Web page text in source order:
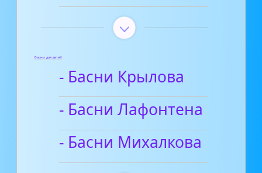
Басни для детей
- Басни Крылова
- Басни Лафонтена
- Басни Михалкова